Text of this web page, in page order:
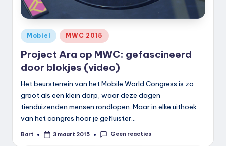
Geplaatst
in
Mobiel MWC 2015
Project Ara op MWC: gefascineerd
door blokjes (video)
Het beursterrein van het Mobile World Congress is zo
groot als een klein dorp, waar deze dagen
tienduizenden mensen rondlopen. Maar in elke uithoek
van het congres hoor je gefluister…
Geplaatst
Bart 3 maart 2015 Geen reacties